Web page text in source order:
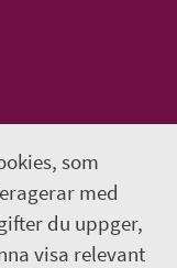
som
med
du uppger,
visa relevant